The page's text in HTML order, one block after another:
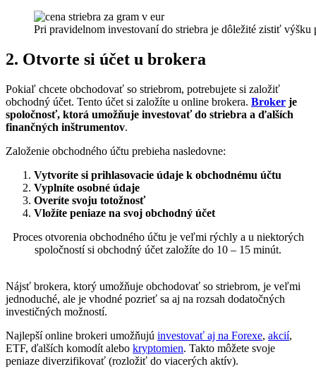
Pri pravidelnom investovaní do striebra je dôležité zistiť výšku
2. Otvorte si účet u brokera
Pokiaľ chcete obchodovať so striebrom, potrebujete si založiť
obchodný účet. Tento účet si založíte u online brokera. Broker je
spoločnosť, ktorá umožňuje investovať do striebra a ďalších
finančných inštrumentov.
Založenie obchodného účtu prebieha nasledovne:
Vytvoríte si prihlasovacie údaje k obchodnému účtu
Vyplníte osobné údaje
Overíte svoju totožnosť
Vložíte peniaze na svoj obchodný účet
Proces otvorenia obchodného účtu je veľmi rýchly a u niektorých
spoločností si obchodný účet založíte do 10 – 15 minút.
Nájsť brokera, ktorý umožňuje obchodovať so striebrom, je veľmi
jednoduché, ale je vhodné pozrieť sa aj na rozsah dodatočných
investičných možností.
Najlepší online brokeri umožňujú investovať aj na Forexe, akcií,
ETF, ďalších komodít alebo kryptomien. Takto môžete svoje
peniaze diverzifikovať (rozložiť do viacerých aktív).